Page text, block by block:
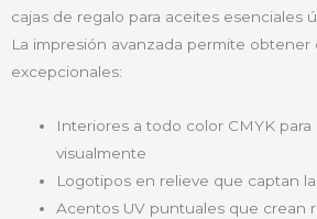
cajas de regalo para aceites esenciales
La impresión avanzada permite obtener
excepcionales:
Interiores a todo color CMYK
visualmente
Logotipos en relieve que captan
Acentos UV puntuales que crean